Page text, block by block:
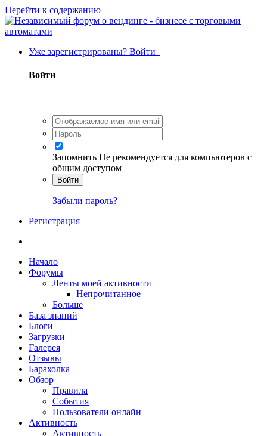
Перейти к содержанию
Уже зарегистрированы? Войти
Войти
Запомнить Не рекомендуется для компьютеров с
общим доступом
Войти
Забыли пароль?
Регистрация
Начало
Форумы
Ленты моей активности
Непрочитанное
Больше
База знаний
Блоги
Загрузки
Галерея
Отзывы
Барахолка
Обзор
Правила
События
Пользователи онлайн
Активность
Активность